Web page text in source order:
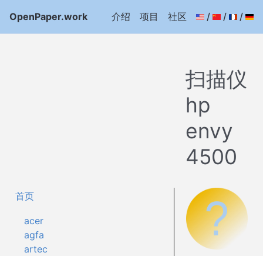
OpenPaper.work 介绍 项目 社区 / / /
扫描仪
hp
envy
4500
首页
acer
agfa
artec